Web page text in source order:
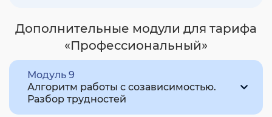
Дополнительные модули для тарифа
«Профессиональный»
Модуль 9
Алгоритм работы с созависимостью.
Разбор трудностей